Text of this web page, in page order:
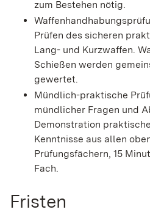
zum Bestehen nötig.
Prüfen des sicheren
Lang- und Kurzwaffen.
Schießen werden
gewertet.
Mündlich-praktische
mündlicher Fragen und
Demonstration
Kenntnisse aus allen
Prüfungsfächern, 15
Fach.
Fristen